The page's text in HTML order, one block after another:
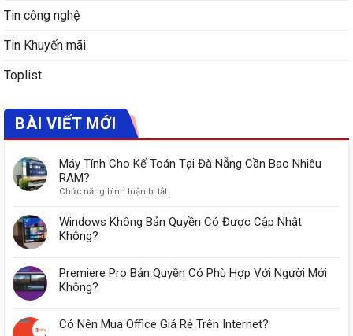
Tin công nghệ
Tin Khuyến mãi
Toplist
BÀI VIẾT MỚI
Máy Tính Cho Kế Toán Tại Đà Nẵng Cần Bao Nhiêu
RAM?
Chức năng bình luận bị tắtở
Tính
Tại
Bao
Windows Không Bản Quyền Có Được Cập Nhật
Không?
Premiere Pro Bản Quyền Có Phù Hợp Với Người Mới
Không?
Có Nên Mua Office Giá Rẻ Trên Internet?